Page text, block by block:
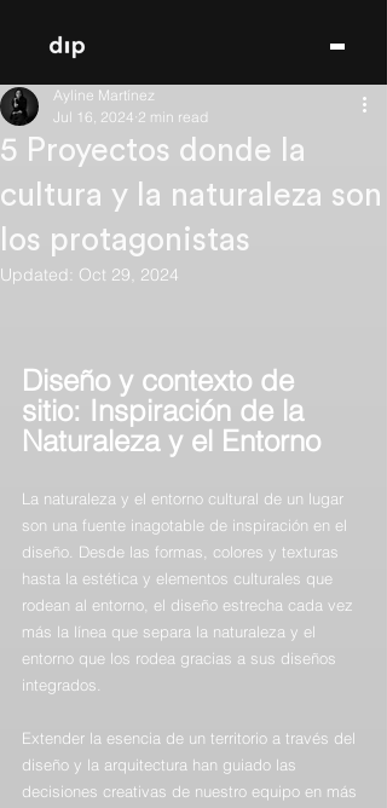
5 Proyectos donde la
cultura y la naturaleza son
los protagonistas
Ayline Martínez
Jul 16, 2024 2 min read
Updated: Oct 29, 2024
Diseño y contexto de
sitio: Inspiración de la
Naturaleza y el Entorno
La naturaleza y el entorno cultural de un lugar
son una fuente inagotable de inspiración en el
diseño. Desde las formas, colores y texturas
hasta la estética y elementos culturales que
rodean al entorno, el diseño estrecha cada vez
más la línea que separa la naturaleza y el
entorno que los rodea gracias a sus diseños
integrados.
Extender la esencia de un territorio a través del
diseño y la arquitectura han guiado las
decisiones creativas de nuestro equipo en más